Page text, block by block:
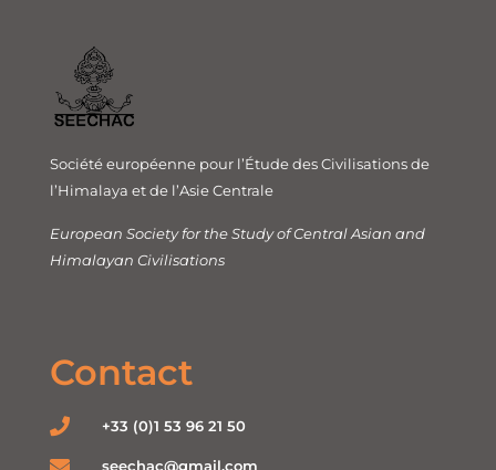
Société européenne pour l’Étude des Civilisations de
l’Himalaya et de l’Asie Centrale
European Society for the Study of Central Asian and
Himalayan Civilisations
Contact
+33 (0)1 53 96 21 50
seechac@gmail.com